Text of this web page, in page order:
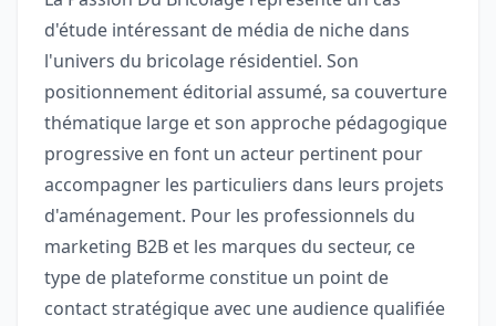
d'étude intéressant de média de niche dans
l'univers du bricolage résidentiel. Son
positionnement éditorial assumé, sa couverture
thématique large et son approche pédagogique
progressive en font un acteur pertinent pour
accompagner les particuliers dans leurs projets
d'aménagement. Pour les professionnels du
marketing B2B et les marques du secteur, ce
type de plateforme constitue un point de
contact stratégique avec une audience qualifiée